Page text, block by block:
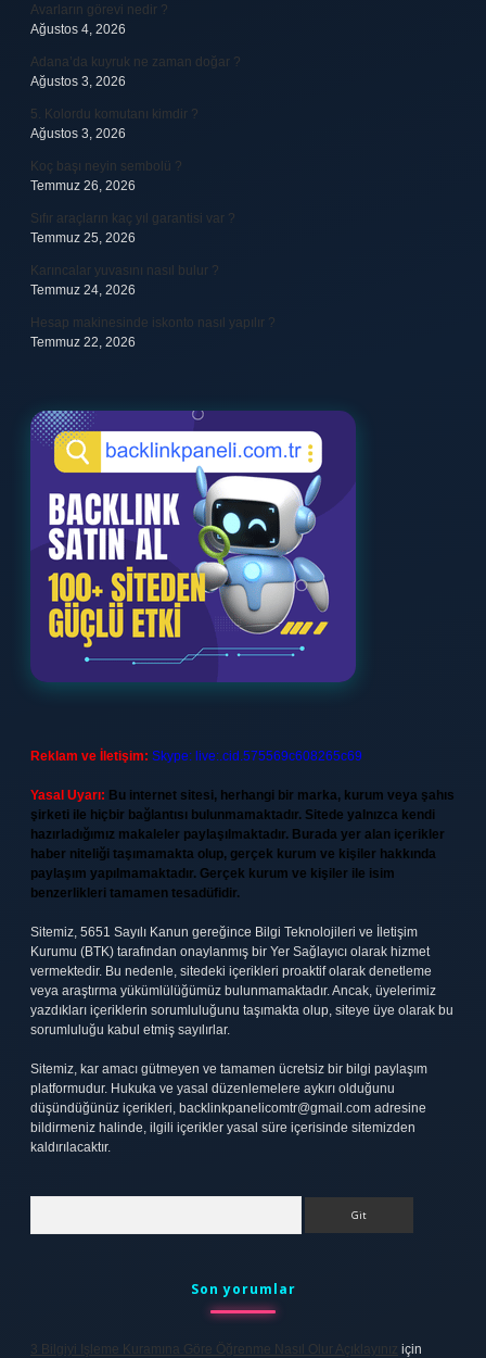
Avarların görevi nedir ?
Ağustos 4, 2026
Adana’da kuyruk ne zaman doğar ?
Ağustos 3, 2026
5. Kolordu komutanı kimdir ?
Ağustos 3, 2026
Koç başı neyin sembolü ?
Temmuz 26, 2026
Sıfır araçların kaç yıl garantisi var ?
Temmuz 25, 2026
Karıncalar yuvasını nasıl bulur ?
Temmuz 24, 2026
Hesap makinesinde iskonto nasıl yapılır ?
Temmuz 22, 2026
Reklam ve İletişim: Skype: live:.cid.575569c608265c69
Yasal Uyarı: Bu internet sitesi, herhangi bir marka, kurum veya şahıs
şirketi ile hiçbir bağlantısı bulunmamaktadır. Sitede yalnızca kendi
hazırladığımız makaleler paylaşılmaktadır. Burada yer alan içerikler
haber niteliği taşımamakta olup, gerçek kurum ve kişiler hakkında
paylaşım yapılmamaktadır. Gerçek kurum ve kişiler ile isim
benzerlikleri tamamen tesadüfidir.
Sitemiz, 5651 Sayılı Kanun gereğince Bilgi Teknolojileri ve İletişim
Kurumu (BTK) tarafından onaylanmış bir Yer Sağlayıcı olarak hizmet
vermektedir. Bu nedenle, sitedeki içerikleri proaktif olarak denetleme
veya araştırma yükümlülüğümüz bulunmamaktadır. Ancak, üyelerimiz
yazdıkları içeriklerin sorumluluğunu taşımakta olup, siteye üye olarak bu
sorumluluğu kabul etmiş sayılırlar.
Sitemiz, kar amacı gütmeyen ve tamamen ücretsiz bir bilgi paylaşım
platformudur. Hukuka ve yasal düzenlemelere aykırı olduğunu
düşündüğünüz içerikleri, backlinkpanelicomtr@gmail.com adresine
bildirmeniz halinde, ilgili içerikler yasal süre içerisinde sitemizden
kaldırılacaktır.
Son yorumlar
3 Bilgiyi Işleme Kuramına Göre Öğrenme Nasıl Olur Açıklayınız için